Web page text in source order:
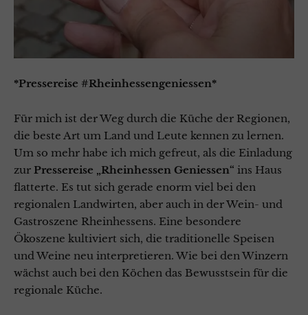
*Pressereise #Rheinhessengeniessen*
Für mich ist der Weg durch die Küche der Regionen,
die beste Art um Land und Leute kennen zu lernen.
Um so mehr habe ich mich gefreut, als die Einladung
zur Pressereise „Rheinhessen Geniessen“ ins Haus
flatterte. Es tut sich gerade enorm viel bei den
regionalen Landwirten, aber auch in der Wein- und
Gastroszene Rheinhessens. Eine besondere
Ökoszene kultiviert sich, die traditionelle Speisen
und Weine neu interpretieren. Wie bei den Winzern
wächst auch bei den Köchen das Bewusstsein für die
regionale Küche.